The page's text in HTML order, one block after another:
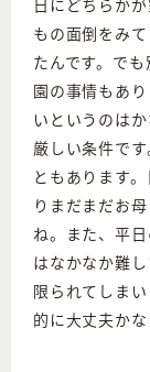
日にどちらか
もの面倒をみ
たんです。で
園の事情もあ
いというのは
厳しい条件で
ともあります
りまだまだお
ね。また、平
はなかなか難
限られてしま
的に大丈夫か